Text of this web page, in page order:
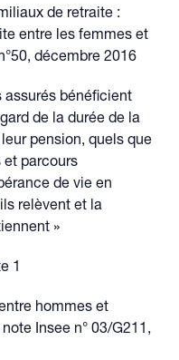
de retraite :
entre les femmes et
décembre 2016
assurés bénéficient
de la durée de la
pension, quels que
et parcours
de vie en
relèvent et la
»
1
hommes et
Insee n° 03/G211,